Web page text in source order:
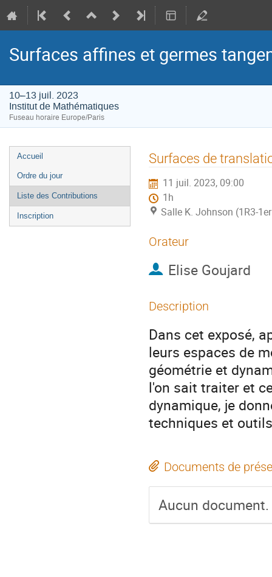
Surfaces affines et germes
10–13 juil. 2023
Institut de Mathématiques
Fuseau horaire Europe/Paris
Menu
de
l'événement
Accueil
Ordre du jour
Liste des Contributions
Inscription
Surfaces de
11 juil. 2023, 09:00
1h
Salle K. Johnson (1R3-
Orateur
Elise Goujard
Description
Dans cet exposé,
leurs espaces de
géométrie et
l'on sait traiter et
dynamique, je
techniques et
Documents de
Aucun document.